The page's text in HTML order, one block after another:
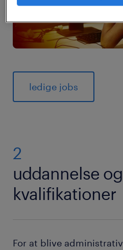
ledige jobs
2
uddannelse og
kvalifikationer
For at blive